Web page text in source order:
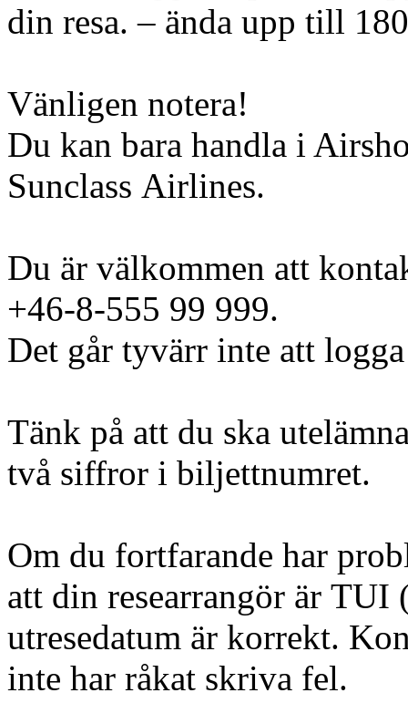
din resa. – ända upp till
Vänligen notera!
Du kan bara handla i
Sunclass Airlines.
Du är välkommen att
+46-8-555 99 999.
Det går tyvärr inte att
Tänk på att du ska
två siffror i biljettnumret.
Om du fortfarande har
att din researrangör är TUI
utresedatum är korrekt.
inte har råkat skriva fel.